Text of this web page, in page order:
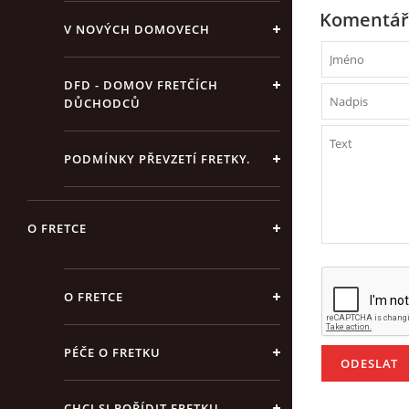
V NOVÝCH DOMOVECH
DFD - DOMOV FRETČÍCH
DŮCHODCŮ
PODMÍNKY PŘEVZETÍ FRETKY.
O FRETCE
O FRETCE
PÉČE O FRETKU